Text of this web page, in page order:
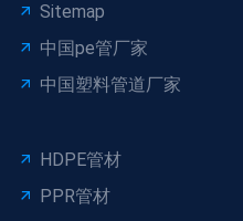
Sitemap
中国pe管厂家
中国塑料管道厂家
HDPE管材
PPR管材